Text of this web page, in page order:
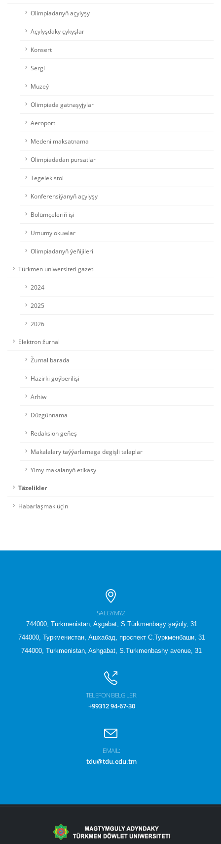
Olimpiadanyň açylyşy
Açylyşdaky çykyşlar
Konsert
Sergi
Muzeý
Olimpiada gatnaşyjylar
Aeroport
Medeni maksatnama
Olimpiadadan pursatlar
Tegelek stol
Konferensiýanyň açylyşy
Bölümçeleriň işi
Umumy okuwlar
Olimpiadanyň ýeňijileri
Türkmen uniwersiteti gazeti
2024
2025
2026
Elektron žurnal
Žurnal barada
Häzirki goýberilişi
Arhiw
Düzgünnama
Redaksion geňeş
Makalalary taýýarlamaga degişli talaplar
Ylmy makalanyň etikasy
Täzelikler
Habarlaşmak üçin
SALGYMYZ:
744000, Türkmenistan, Aşgabat, S.Türkmenbaşy şaýoly, 31
744000, Туркменистан, Ашхабад, проспект С.Туркменбаши, 31
744000, Turkmenistan, Ashgabat, S.Turkmenbashy avenue, 31
TELEFON BELGILER:
+99312 94-67-30
EMAIL:
tdu@tdu.edu.tm